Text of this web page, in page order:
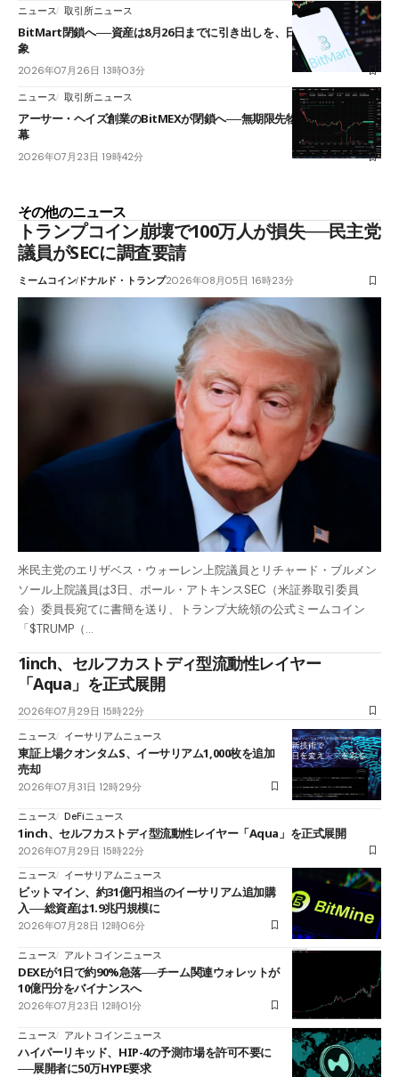
ニュース 取引所ニュース
BitMart閉鎖へ──資産は8月26日までに引き出しを、日本人利用者も対
象
2026年07月26日 13時03分
ニュース 取引所ニュース
アーサー・ヘイズ創業のBitMEXが閉鎖へ──無期限先物を生んだ11年に
幕
2026年07月23日 19時42分
その他のニュース
トランプコイン崩壊で100万人が損失──民主党
議員がSECに調査要請
ミームコインドナルド・トランプ2026年08月05日 16時23分
米民主党のエリザベス・ウォーレン上院議員とリチャード・ブルメン
ソール上院議員は3日、ポール・アトキンスSEC（米証券取引委員
会）委員長宛てに書簡を送り、トランプ大統領の公式ミームコイン
「$TRUMP（…
1inch、セルフカストディ型流動性レイヤー
「Aqua」を正式展開
2026年07月29日 15時22分
ニュース
イーサリアムニュース
東証上場クオンタムS、イーサリアム1,000枚を追加
売却
2026年07月31日 12時29分
ニュース DeFiニュース
1inch、セルフカストディ型流動性レイヤー「Aqua」を正式展開
2026年07月29日 15時22分
ニュース
イーサリアムニュース
ビットマイン、約31億円相当のイーサリアム追加購
入──総資産は1.9兆円規模に
2026年07月28日 12時06分
ニュース アルトコインニュース
DEXEが1日で約90%急落──チーム関連ウォレットが
10億円分をバイナンスへ
2026年07月23日 12時01分
ニュース アルトコインニュース
ハイパーリキッド、HIP-4の予測市場を許可不要に
──展開者に50万HYPE要求